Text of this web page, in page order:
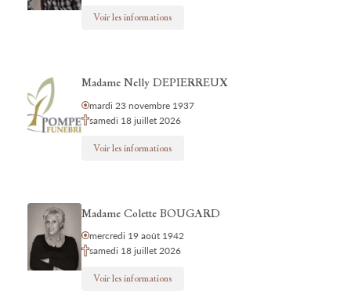
Voir les informations
Madame Nelly DEPIERREUX
mardi 23 novembre 1937
samedi 18 juillet 2026
Voir les informations
Madame Colette BOUGARD
mercredi 19 août 1942
samedi 18 juillet 2026
Voir les informations